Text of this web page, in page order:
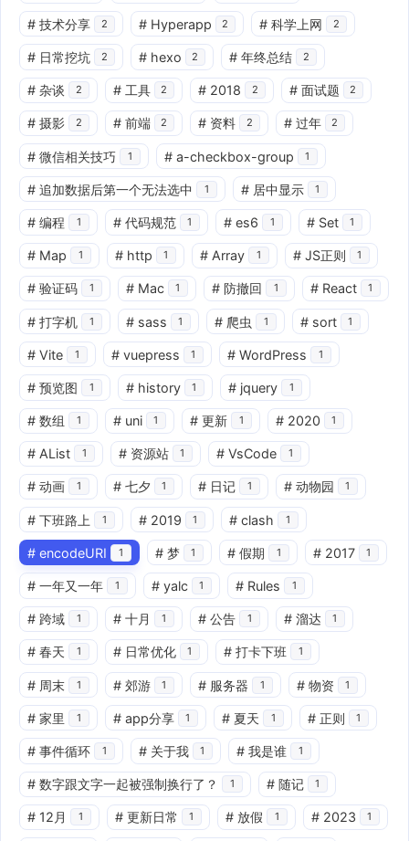
# 技术分享 2 # Hyperapp 2 # 科学上网 2
# 日常挖坑 2 # hexo 2 # 年终总结 2
# 杂谈 2 # 工具 2 # 2018 2 # 面试题 2
# 摄影 2 # 前端 2 # 资料 2 # 过年 2
# 微信相关技巧 1 # a-checkbox-group 1
# 追加数据后第一个无法选中 1 # 居中显示 1
# 编程 1 # 代码规范 1 # es6 1 # Set 1
# Map 1 # http 1 # Array 1 # JS正则 1
# 验证码 1 # Mac 1 # 防撤回 1 # React 1
# 打字机 1 # sass 1 # 爬虫 1 # sort 1
# Vite 1 # vuepress 1 # WordPress 1
# 预览图 1 # history 1 # jquery 1
# 数组 1 # uni 1 # 更新 1 # 2020 1
# AList 1 # 资源站 1 # VsCode 1
# 动画 1 # 七夕 1 # 日记 1 # 动物园 1
# 下班路上 1 # 2019 1 # clash 1
# encodeURI 1 # 梦 1 # 假期 1 # 2017 1
# 一年又一年 1 # yalc 1 # Rules 1
# 跨域 1 # 十月 1 # 公告 1 # 溜达 1
# 春天 1 # 日常优化 1 # 打卡下班 1
# 周末 1 # 郊游 1 # 服务器 1 # 物资 1
# 家里 1 # app分享 1 # 夏天 1 # 正则 1
# 事件循环 1 # 关于我 1 # 我是谁 1
# 数字跟文字一起被强制换行了？ 1 # 随记 1
# 12月 1 # 更新日常 1 # 放假 1 # 2023 1